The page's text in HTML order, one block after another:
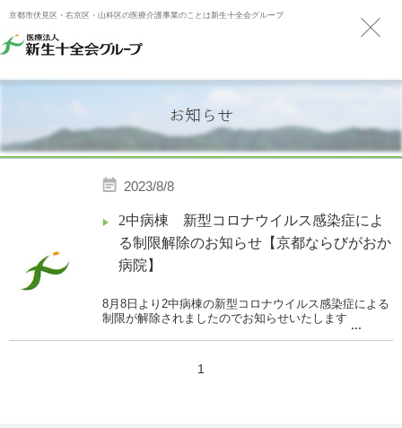
京都市伏見区・右京区・山科区の医療介護事業のことは新生十全会グループ
お知らせ
2023/8/8
2中病棟 新型コロナウイルス感染症によ
る制限解除のお知らせ【京都ならびがおか
病院】
8月8日より2中病棟の新型コロナウイルス感染症による
制限が解除されましたのでお知らせいたします。...
1